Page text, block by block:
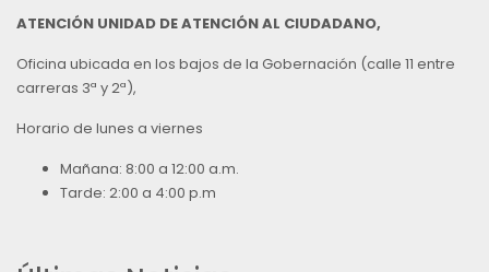
ATENCIÓN UNIDAD DE ATENCIÓN AL CIUDADANO,
Oficina ubicada en los bajos de la Gobernación (calle 11 entre
carreras 3ª y 2ª),
Horario de lunes a viernes
Mañana: 8:00 a 12:00 a.m.
Tarde: 2:00 a 4:00 p.m